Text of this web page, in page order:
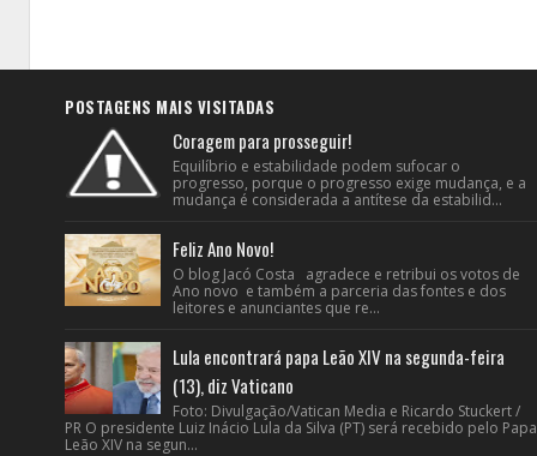
POSTAGENS MAIS VISITADAS
Coragem para prosseguir!
Equilíbrio e estabilidade podem sufocar o
progresso, porque o progresso exige mudança, e a
mudança é considerada a antítese da estabilid...
Feliz Ano Novo!
O blog Jacó Costa agradece e retribui os votos de
Ano novo e também a parceria das fontes e dos
leitores e anunciantes que re...
Lula encontrará papa Leão XIV na segunda-feira
(13), diz Vaticano
Foto: Divulgação/Vatican Media e Ricardo Stuckert /
PR O presidente Luiz Inácio Lula da Silva (PT) será recebido pelo Papa
Leão XIV na segun...